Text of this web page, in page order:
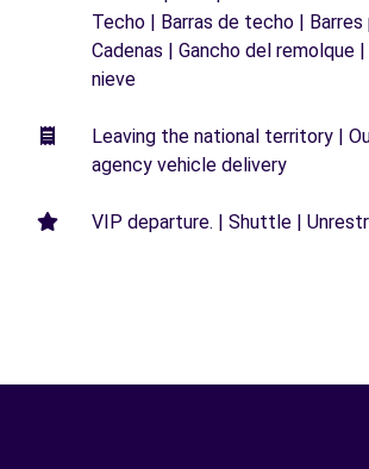
Techo | Barras de techo |
Cadenas | Gancho del remolque
nieve
Leaving the national territory |
agency vehicle delivery
VIP departure. | Shuttle |